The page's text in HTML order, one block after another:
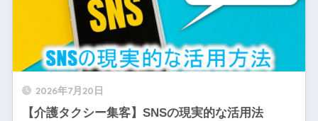
2026年7月20日
【介護タクシー集客】SNSの現実的な活用法